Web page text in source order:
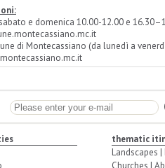
e domenica 10.00-12.00 e
di Montecassiano (da lunedì a
thematic
Landscapes |